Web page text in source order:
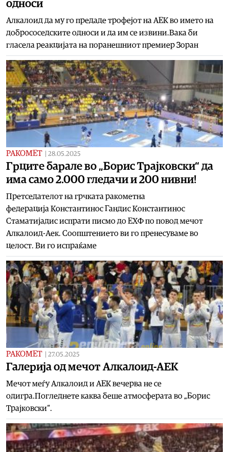
односи
Алкалоид да му го предаде трофејот на АЕК во името на
добрососедските односи и да им се извини.Вака би
гласела реакцијата на поранешниот премиер Зоран
РАКОМЕТ 28.05.2025
Грците барале во „Борис Трајковски“ да
има само 2.000 гледачи и 200 нивни!
Претседателот на грчката ракометна
федерација Константинос Гандис Константинос
Стаматијадис испрати писмо до ЕХФ по повод мечот
Алкалоид-Аек. Соопштението ви го пренесуваме во
целост. Ви го испраќаме
РАКОМЕТ 27.05.2025
Галерија од мечот Алкалоид-АЕК
Мечот меѓу Алкалоид и АЕК вечерва не се
одигра.Погледнете каква беше атмосферата во „Борис
Трајковски“.